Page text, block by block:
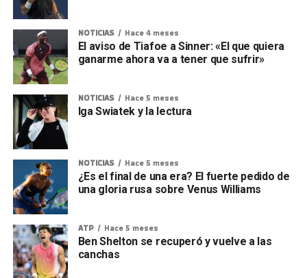
NOTICIAS Hace 4 meses
El aviso de Tiafoe a Sinner: «El que quiera
ganarme ahora va a tener que sufrir»
NOTICIAS Hace 5 meses
Iga Swiatek y la lectura
NOTICIAS Hace 5 meses
¿Es el final de una era? El fuerte pedido de
una gloria rusa sobre Venus Williams
ATP Hace 5 meses
Ben Shelton se recuperó y vuelve a las
canchas